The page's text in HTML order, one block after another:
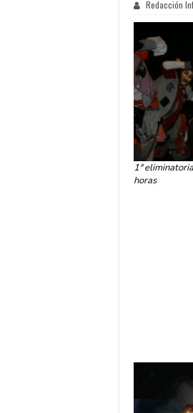
Redacción
1ª
horas